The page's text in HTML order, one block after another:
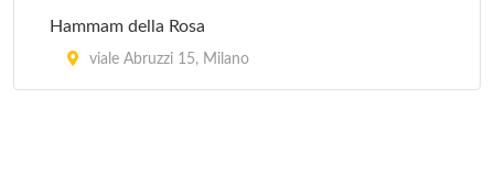
Hammam della Rosa
viale Abruzzi 15, Milano